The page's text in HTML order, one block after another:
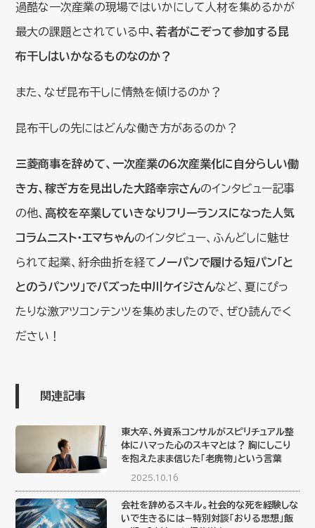
過酷な一次産業の現場ではいかにして人材を集めるかが
最大の課題とされている中、若者がこぞって参加する昆
布干しはいかなるものなのか？
また、なぜ昆布干しに情熱を傾けるのか？
昆布干しの先にはどんな働き方があるのか？
三菱商事を辞めて、一次産業の６次産業化に自分らしい働
き方、稼ぎ方を見出した大路幸宗さんのインタビュー記事
の他、 高校を卒業していきなりフリーランスになった人気
コラムニスト・エマちゃんのインタビュー、ふんどしに魅せ
られて起業、紆余曲折を経て ノーパンで履ける短パン「と
とのうパンツ」でバズった中川ケイジさんなど、夏にぴっ
たりな激アツコンテンツを集めましたので、ぜひ読んでく
ださい！
関連記事
東大卒、外資系コンサルがスピリチュアル整
体にハマった心のスキマとは？ 胸にしこり
を抱えたまま信じた「老廃物」という言葉
2025.10.16
会社を辞めるスキル。社会的な死を経験しな
いで生きるには−特別対談「おりる思想」飯